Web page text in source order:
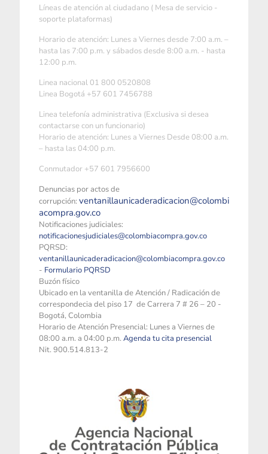
Líneas de atención al ciudadano ( Mesa de servicio -
soporte plataformas)
Horario de atención: Lunes a Viernes desde 7:00 a.m. –
hasta las 7:00 p.m. y sábados desde 8:00 a.m. - hasta
12:00 p.m.
Linea nacional 01 800 0520808
Linea Bogotá +57 601 7456788
Linea telefonía administrativa (Exclusiva si desea
contactarse con un funcionario)
Horario de atención: Lunes a Viernes Desde 08:00 a.m.
– hasta las 04:00 p.m.
Conmutador +57 601 7956600
Denuncias por actos de
corrupción: ventanillaunicaderadicacion@colombi
acompra.gov.co
Notificaciones judiciales:
notificacionesjudiciales@colombiacompra.gov.co
PQRSD:
ventanillaunicaderadicacion@colombiacompra.gov.co
- Formulario PQRSD
Buzón físico
Ubicado en la ventanilla de Atención / Radicación de
correspondecia del piso 17 de Carrera 7 # 26 – 20 -
Bogotá, Colombia
Horario de Atención Presencial: Lunes a Viernes de
08:00 a.m. a 04:00 p.m. Agenda tu cita presencial
Nit. 900.514.813-2